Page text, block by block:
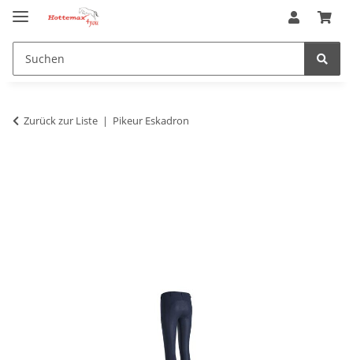
Zurück zur Liste Pikeur Eskadron